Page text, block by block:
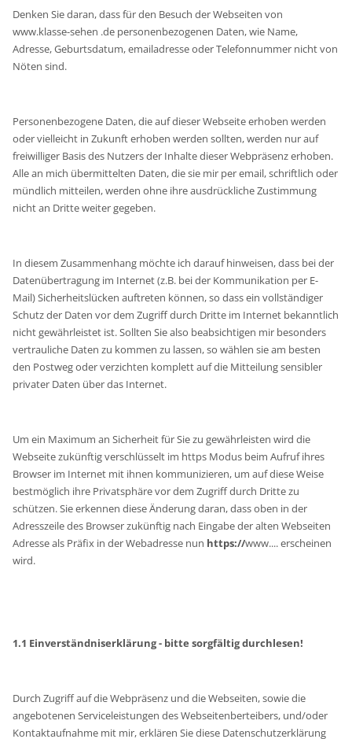
Denken Sie daran, dass für den Besuch der Webseiten von
www.klasse-sehen .de personenbezogenen Daten, wie Name,
Adresse, Geburtsdatum, emailadresse oder Telefonnummer nicht von
Nöten sind.
Personenbezogene Daten, die auf dieser Webseite erhoben werden
oder vielleicht in Zukunft erhoben werden sollten, werden nur auf
freiwilliger Basis des Nutzers der Inhalte dieser Webpräsenz erhoben.
Alle an mich übermittelten Daten, die sie mir per email, schriftlich oder
mündlich mitteilen, werden ohne ihre ausdrückliche Zustimmung
nicht an Dritte weiter gegeben.
In diesem Zusammenhang möchte ich darauf hinweisen, dass bei der
Datenübertragung im Internet (z.B. bei der Kommunikation per E-
Mail) Sicherheitslücken auftreten können, so dass ein vollständiger
Schutz der Daten vor dem Zugriff durch Dritte im Internet bekanntlich
nicht gewährleistet ist. Sollten Sie also beabsichtigen mir besonders
vertrauliche Daten zu kommen zu lassen, so wählen sie am besten
den Postweg oder verzichten komplett auf die Mitteilung sensibler
privater Daten über das Internet.
Um ein Maximum an Sicherheit für Sie zu gewährleisten wird die
Webseite zukünftig verschlüsselt im https Modus beim Aufruf ihres
Browser im Internet mit ihnen kommunizieren, um auf diese Weise
bestmöglich ihre Privatsphäre vor dem Zugriff durch Dritte zu
schützen. Sie erkennen diese Änderung daran, dass oben in der
Adresszeile des Browser zukünftig nach Eingabe der alten Webseiten
Adresse als Präfix in der Webadresse nun https://www.... erscheinen
wird.
1.1 Einverständniserklärung - bitte sorgfältig durchlesen!
Durch Zugriff auf die Webpräsenz und die Webseiten, sowie die
angebotenen Serviceleistungen des Webseitenberteibers, und/oder
Kontaktaufnahme mit mir, erklären Sie diese Datenschutzerklärung